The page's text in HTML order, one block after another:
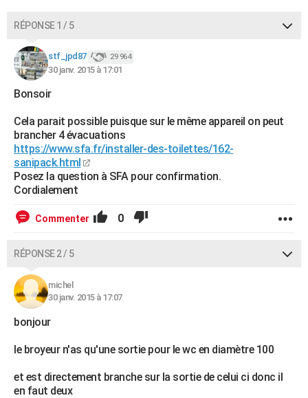
S'inscrire
Se connecter
Lycées
Collèges
Primaires
Universités
Entreprises
Service militaire
Avis de recherche
AVIS DE DÉCÈS
FORUM
Bricolage
Lifestyle
Culture
Sport
Auto
Television
Voyage
Cinema
RÉPONSE 1 / 5
stf_jpd87 29 964
30 janv. 2015 à 17:01
Bonsoir
Cela parait possible puisque sur le même appareil on peut
brancher 4 évacuations
https://www.sfa.fr/installer-des-toilettes/162-
sanipack.html
Posez la question à SFA pour confirmation.
Cordialement
Commenter 0
RÉPONSE 2 / 5
michel
30 janv. 2015 à 17:07
bonjour
le broyeur n'as qu'une sortie pour le wc en diamètre 100
et est directement branche sur la sortie de celui ci donc il
en faut deux